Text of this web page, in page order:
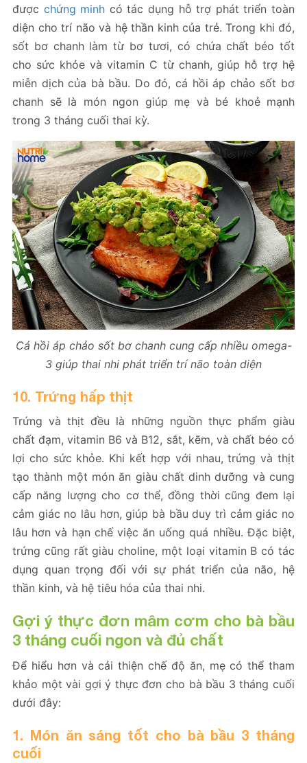
được chứng minh có tác dụng hỗ trợ phát triển toàn
diện cho trí não và hệ thần kinh của trẻ. Trong khi đó,
sốt bơ chanh làm từ bơ tươi, có chứa chất béo tốt
cho sức khỏe và vitamin C từ chanh, giúp hỗ trợ hệ
miễn dịch của bà bầu. Do đó, cá hồi áp chảo sốt bơ
chanh sẽ là món ngon giúp mẹ và bé khoẻ mạnh
trong 3 tháng cuối thai kỳ.
Cá hồi áp chảo sốt bơ chanh cung cấp nhiều omega-
3 giúp thai nhi phát triển trí não toàn diện
10. Trứng hấp thịt
Trứng và thịt đều là những nguồn thực phẩm giàu
chất đạm, vitamin B6 và B12, sắt, kẽm, và chất béo có
lợi cho sức khỏe. Khi kết hợp với nhau, trứng và thịt
tạo thành một món ăn giàu chất dinh dưỡng và cung
cấp năng lượng cho cơ thể, đồng thời cũng đem lại
cảm giác no lâu hơn, giúp bà bầu duy trì cảm giác no
lâu hơn và hạn chế việc ăn uống quá nhiều. Đặc biệt,
trứng cũng rất giàu choline, một loại vitamin B có tác
dụng quan trọng đối với sự phát triển của não, hệ
thần kinh, và hệ tiêu hóa của thai nhi.
Gợi ý thực đơn mâm cơm cho bà bầu
3 tháng cuối ngon và đủ chất
Để hiểu hơn và cải thiện chế độ ăn, mẹ có thể tham
khảo một vài gợi ý thực đơn cho bà bầu 3 tháng cuối
dưới đây:
1. Món ăn sáng tốt cho bà bầu 3 tháng
cuối